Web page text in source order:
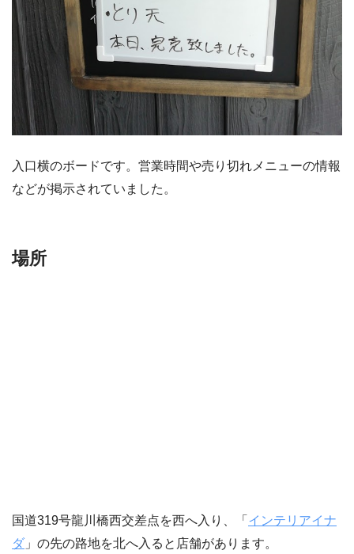
入口横のボードです。営業時間や売り切れメニューの情報
などが掲示されていました。
場所
国道319号龍川橋西交差点を西へ入り、「 インテリアイナ
ダ 」の先の路地を北へ入ると店舗があります。